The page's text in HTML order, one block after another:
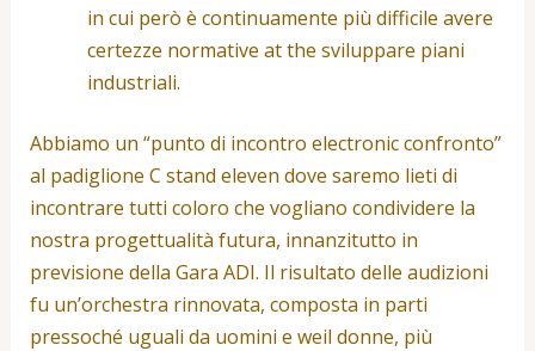
in cui però è continuamente più difficile avere
certezze normative at the sviluppare piani
industriali.
Abbiamo un “punto di incontro electronic confronto”
al padiglione C stand eleven dove saremo lieti di
incontrare tutti coloro che vogliano condividere la
nostra progettualità futura, innanzitutto in
previsione della Gara ADI. Il risultato delle audizioni
fu un’orchestra rinnovata, composta in parti
pressoché uguali da uomini e weil donne, più